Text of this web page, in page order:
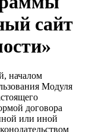
сайт
началом
Модуля
договора
или иной